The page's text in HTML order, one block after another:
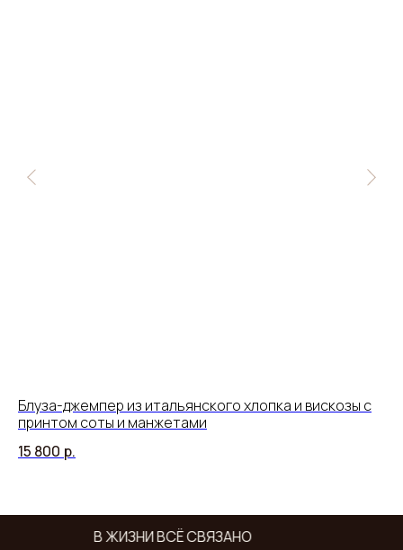
Блуза-джемпер из итальянского хлопка и вискозы с
принтом соты и манжетами
15 800 р.
В ЖИЗНИ ВСЁ СВЯЗАНО